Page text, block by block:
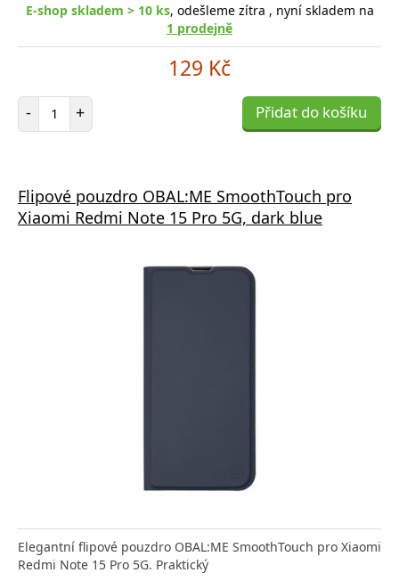
E-shop skladem > 10 ks, odešleme zítra , nyní skladem na
1 prodejně
129 Kč
- Počet položek
+ Přidat do košíku
Flipové pouzdro OBAL:ME SmoothTouch pro
Xiaomi Redmi Note 15 Pro 5G, dark blue
Elegantní flipové pouzdro OBAL:ME SmoothTouch pro Xiaomi
Redmi Note 15 Pro 5G. Praktický